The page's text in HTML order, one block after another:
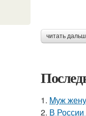
читать
1. Mуж
2. В